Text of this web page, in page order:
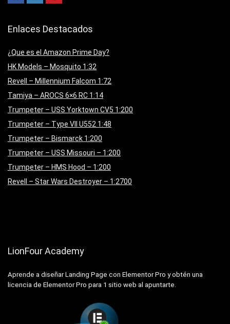
Enlaces Destacados
¿Que es el Amazon Prime Day?
HK Models – Mosquito 1:32
Revell – Millennium Falcom 1:72
Tamiya – AROCS 6×6 RC 1:14
Trumpeter – USS Yorktown CV5 1:200
Trumpeter – Type VII U552 1:48
Trumpeter – Bismarck 1:200
Trumpeter – USS Missouri – 1:200
Trumpeter – HMS Hood – 1:200
Revell – Star Wars Destroyer – 1:2700
LionFour Academy
Aprende a diseñar Landing Page con Elementor Pro y obtén una
licencia de Elementor Pro para 1 sitio web al apuntarte.